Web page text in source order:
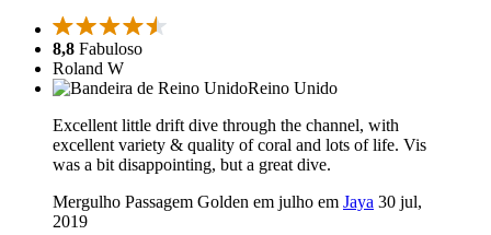
8,8 Fabuloso
Roland W
Reino Unido
Excellent little drift dive through the channel, with
excellent variety & quality of coral and lots of life. Vis
was a bit disappointing, but a great dive.
Mergulho Passagem Golden em julho em Jaya 30 jul,
2019